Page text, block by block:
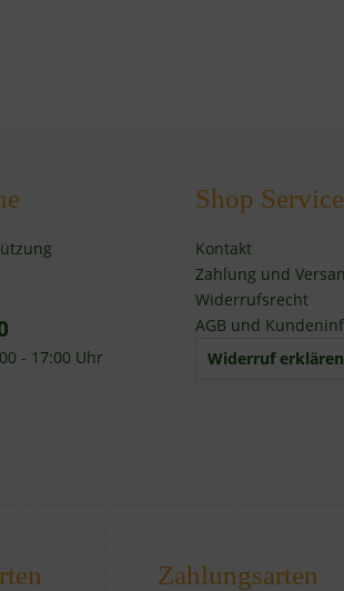
- 17:00 Uhr
Shop Service
Kontakt
Zahlung und
Widerrufsrecht
AGB und
Widerruf erklären
Zahlungsarten